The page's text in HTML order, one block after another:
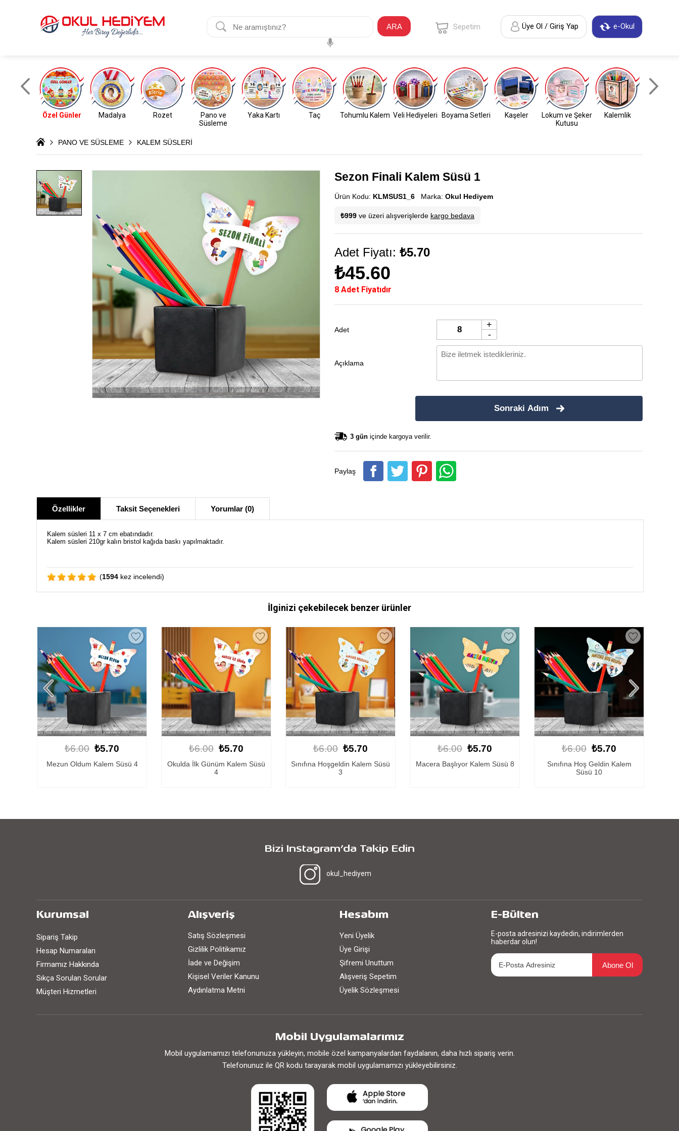
ARA e-Okul
Üye Ol / Giriş Yap
Sepetim
Özel Günler Madalya Rozet
Pano ve
Süsleme
Yaka Kartı Taç Tohumlu Kalem Veli Hediyeleri Boyama Setleri Kaşeler
Lokum ve Şeker
Kutusu
Kalemlik
PANO VE SÜSLEME KALEM SÜSLERİ
Sezon Finali Kalem Süsü 1
Ürün Kodu: KLMSUS1_6 Marka: Okul Hediyem
₺999 ve üzeri alışverişlerde kargo bedava
Adet Fiyatı: ₺5.70
₺45.60
8 Adet Fiyatıdır
Adet
+
-
Açıklama
Sonraki Adım
3 gün içinde kargoya verilir.
Paylaş
Özellikler Taksit Seçenekleri Yorumlar (0)
Kalem süsleri 11 x 7 cm ebatındadır.
Kalem süsleri 210gr kalın bristol kağıda baskı yapılmaktadır.
(1594 kez incelendi)
İlginizi çekebilecek benzer ürünler
₺6.00 ₺5.70
Okulda İlk Günüm Kalem Süsü
₺6.00 ₺5.70
Sınıfına Hoşgeldin Kalem Süsü
3
₺6.00 ₺5.70
Macera Başlıyor Kalem Süsü 8
₺6.00 ₺5.70
Sınıfına Hoş Geldin Kalem
₺6.00 ₺5.70
Artık Okuyorum Kalem Süsü 2
Bizi Instagram’da Takip Edin
okul_hediyem
Kurumsal
Sipariş Takip
Hesap Numaraları
Firmamız Hakkında
Sıkça Sorulan Sorular
Müşteri Hizmetleri
Alışveriş
Satış Sözleşmesi
Gizlilik Politikamız
İade ve Değişim
Kişisel Veriler Kanunu
Aydınlatma Metni
Hesabım
Yeni Üyelik
Üye Girişi
Şifremi Unuttum
Alışveriş Sepetim
Üyelik Sözleşmesi
E-Bülten
E-posta adresinizi kaydedin, indirimlerden
haberdar olun!
Abone Ol
Mobil Uygulamalarımız
Mobil uygulamamızı telefonunuza yükleyin, mobile özel kampanyalardan faydalanın, daha hızlı sipariş verin.
Telefonunuz ile QR kodu tarayarak mobil uygulamamızı yükleyebilirsiniz.